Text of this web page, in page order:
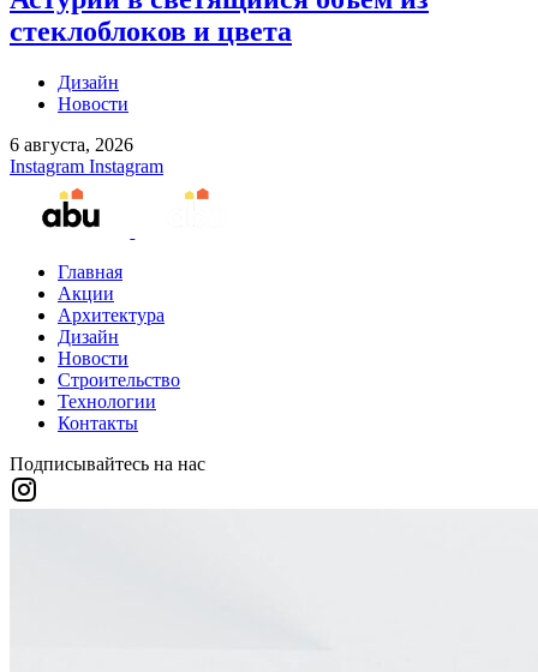
стеклоблоков и цвета
Дизайн
Новости
6 августа, 2026
Instagram Instagram
Главная
Акции
Архитектура
Дизайн
Новости
Строительство
Технологии
Контакты
Подписывайтесь на нас